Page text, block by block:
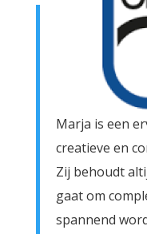
Marja is een
creatieve en
Zij behoudt
gaat om
spannend